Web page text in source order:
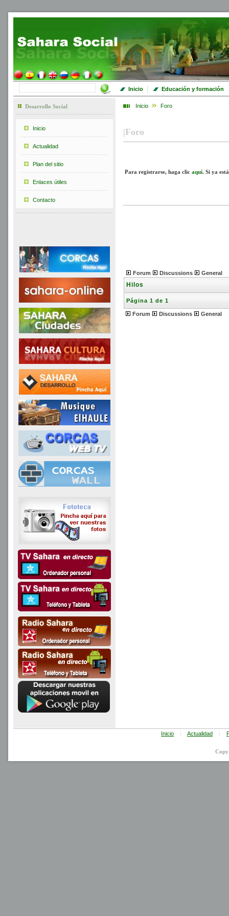
Inicio | Educación y formación
Desarrollo Social
Inicio
Actualidad
Plan del sitio
Enlaces útiles
Contacto
Inicio Foro
|Foro
Para registrarse, haga clic aquí. Si ya
Forum Discussions General
Hilos
Página 1 de 1
Forum Discussions General
Inicio | Actualidad |